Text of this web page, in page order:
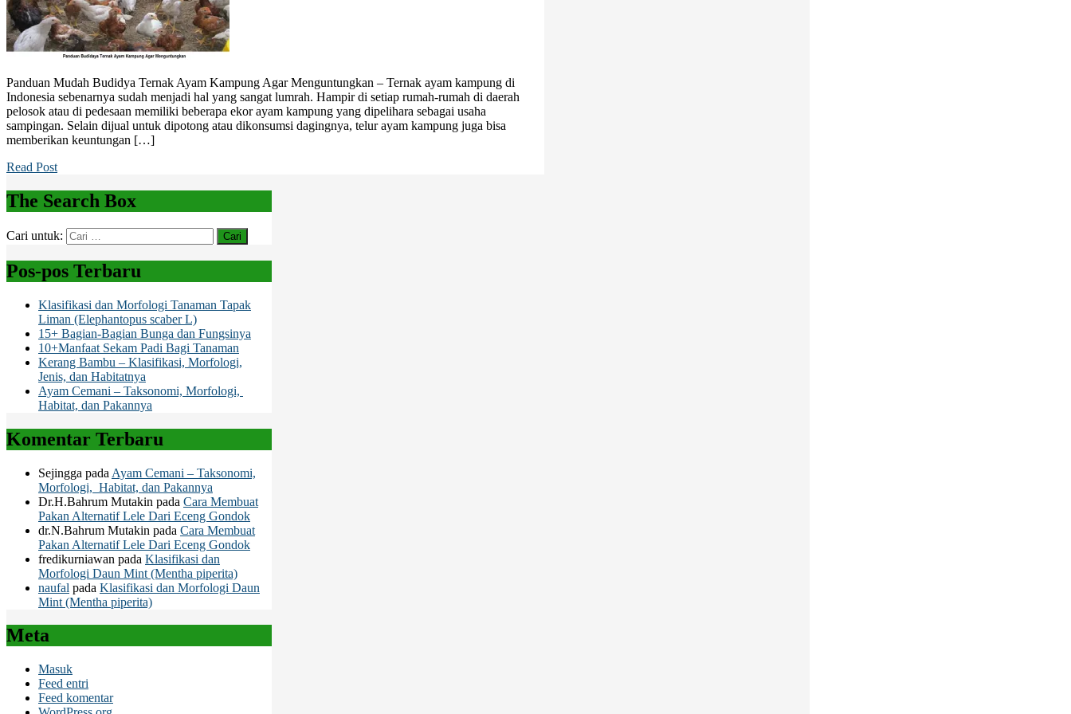
Panduan Mudah Budidya Ternak Ayam Kampung Agar Menguntungkan – Ternak ayam kampung di
Indonesia sebenarnya sudah menjadi hal yang sangat lumrah. Hampir di setiap rumah-rumah di daerah
pelosok atau di pedesaan memiliki beberapa ekor ayam kampung yang dipelihara sebagai usaha
sampingan. Selain dijual untuk dipotong atau dikonsumsi dagingnya, telur ayam kampung juga bisa
memberikan keuntungan […]
Read Post
The Search Box
Cari untuk:
Pos-pos Terbaru
Klasifikasi dan Morfologi Tanaman Tapak
Liman (Elephantopus scaber L)
15+ Bagian-Bagian Bunga dan Fungsinya
10+Manfaat Sekam Padi Bagi Tanaman
Kerang Bambu – Klasifikasi, Morfologi,
Jenis, dan Habitatnya
Ayam Cemani – Taksonomi, Morfologi,
Habitat, dan Pakannya
Komentar Terbaru
Sejingga pada Ayam Cemani – Taksonomi,
Morfologi, Habitat, dan Pakannya
Dr.H.Bahrum Mutakin pada Cara Membuat
Pakan Alternatif Lele Dari Eceng Gondok
dr.N.Bahrum Mutakin pada Cara Membuat
Pakan Alternatif Lele Dari Eceng Gondok
fredikurniawan pada Klasifikasi dan
Morfologi Daun Mint (Mentha piperita)
naufal pada Klasifikasi dan Morfologi Daun
Mint (Mentha piperita)
Meta
Masuk
Feed entri
Feed komentar